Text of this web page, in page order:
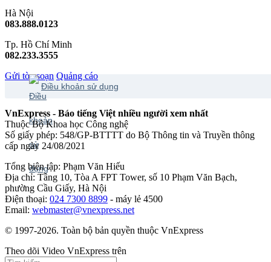
Hà Nội
083.888.0123
Tp. Hồ Chí Minh
082.233.3555
Gửi tòa soạn Quảng cáo
Điều khoản sử dụng
VnExpress - Báo tiếng Việt nhiều người xem nhất
Thuộc Bộ Khoa học Công nghệ
Số giấy phép: 548/GP-BTTTT do Bộ Thông tin và Truyền thông
cấp ngày 24/08/2021
Tổng biên tập: Phạm Văn Hiếu
Địa chỉ: Tầng 10, Tòa A FPT Tower, số 10 Phạm Văn Bạch,
phường Cầu Giấy, Hà Nội
Điện thoại: 024 7300 8899 - máy lẻ 4500
Email: webmaster@vnexpress.net
© 1997-2026. Toàn bộ bản quyền thuộc VnExpress
Theo dõi Video VnExpress trên